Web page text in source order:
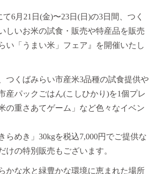
6月21日(金)〜23日(日)の3日間、つく
しいお米の試食・販売や特産品を販売
い「うまい米」フェア』を開催いたし
つくばみらい市産米3品種の試食提供や
産パックごはん(こしひかり)を1個プレ
の重さあてゲーム」など色々なイベン
らめき」30kgを税込7,000円でご提供な
けの特別販売もございます。
かな水と緑豊かな環境に恵まれた場所